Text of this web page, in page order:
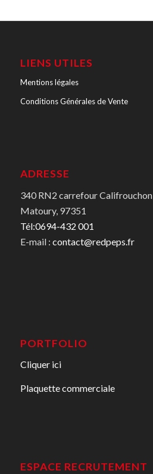
LIENS UTILES
Mentions légales
Conditions Générales de Vente
ADRESSE
340 RN2 carrefour Califrouchon
Matoury, 97351
Tél:0694-432 001
E-mail : contact@redpeps.fr
PORTFOLIO
Cliquer ici
Plaquette commerciale
ESPACE RECRUTEMENT